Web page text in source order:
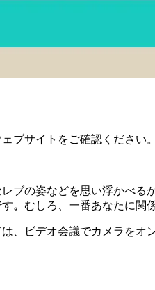
ブサイトをご確認ください。
ブの姿などを思い浮かべる
。 むしろ、一番あなたに関
、ビデオ会議でカメラをオ